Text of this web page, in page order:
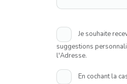
Je souhaite
suggestions
l'Adresse.
En cochant la